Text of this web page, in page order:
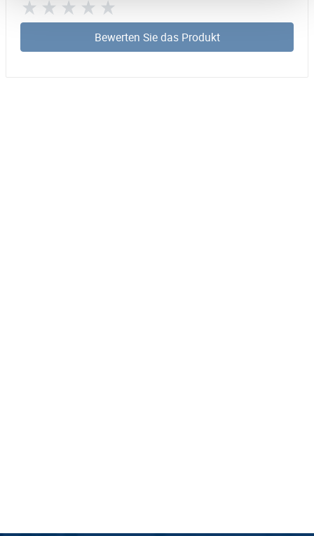
Bewerten Sie das Produkt